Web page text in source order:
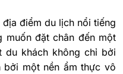
điểm du lịch nổi tiếng
muốn đặt chân đến một
du khách không chỉ bởi
bởi một nền ẩm thực vô